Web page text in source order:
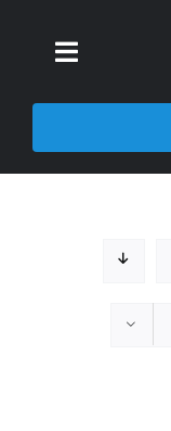
Toggle